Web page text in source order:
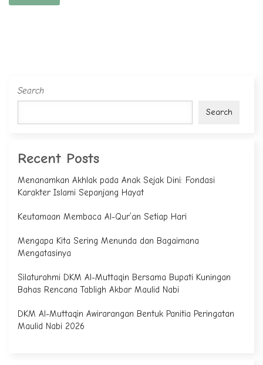
Search
Search
Recent Posts
Menanamkan Akhlak pada Anak Sejak Dini: Fondasi
Karakter Islami Sepanjang Hayat
Keutamaan Membaca Al-Qur’an Setiap Hari
Mengapa Kita Sering Menunda dan Bagaimana
Mengatasinya
Silaturahmi DKM Al-Muttaqin Bersama Bupati Kuningan
Bahas Rencana Tabligh Akbar Maulid Nabi
DKM Al-Muttaqin Awirarangan Bentuk Panitia Peringatan
Maulid Nabi 2026